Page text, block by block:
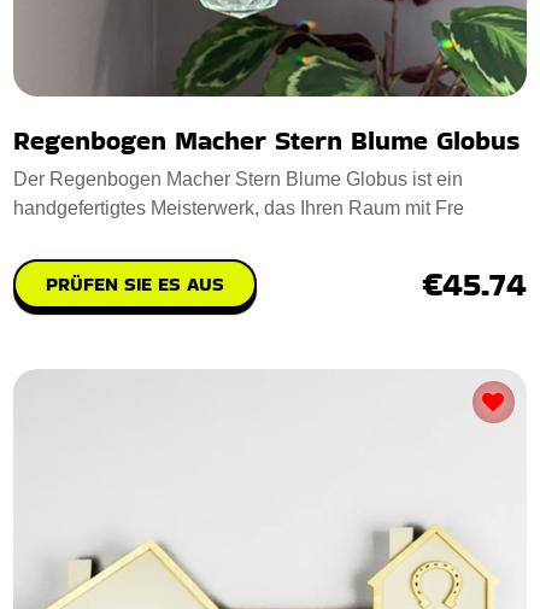
Regenbogen Macher Stern Blume Globus
Der Regenbogen Macher Stern Blume Globus ist ein
handgefertigtes Meisterwerk, das Ihren Raum mit Fre
PRÜFEN SIE ES AUS €45.74